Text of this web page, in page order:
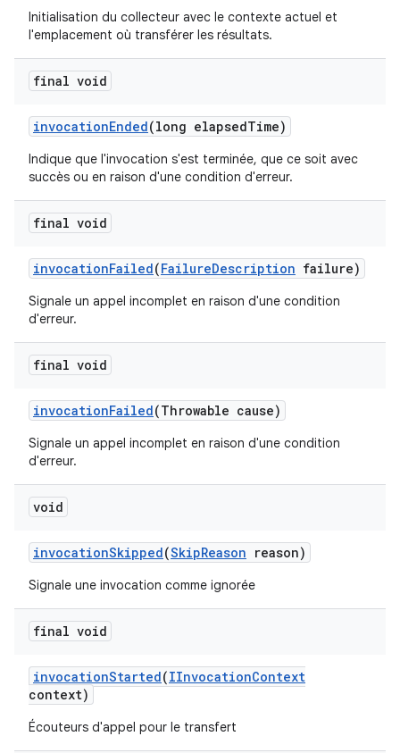
Initialisation du collecteur avec le contexte actuel et
l'emplacement où transférer les résultats.
final void
invocationEnded(long elapsedTime)
Indique que l'invocation s'est terminée, que ce soit avec
succès ou en raison d'une condition d'erreur.
final void
invocationFailed(FailureDescription failure)
Signale un appel incomplet en raison d'une condition
d'erreur.
final void
invocationFailed(Throwable cause)
Signale un appel incomplet en raison d'une condition
d'erreur.
void
invocationSkipped(SkipReason reason)
Signale une invocation comme ignorée
final void
invocationStarted(IInvocationContext
context)
Écouteurs d'appel pour le transfert